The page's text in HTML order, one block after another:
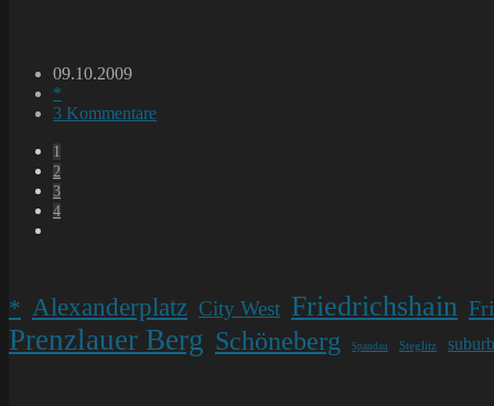
Beitrag
veröffentlicht:
09.10.2009
Beitrags-
Kategorie:
*
Beitrags-
3 Kommentare
1
2
3
4
* Alexanderplatz City West Friedrichshain
Prenzlauer Berg Schöneberg Spandau Steglitz suburb